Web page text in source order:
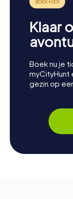
Klaar
Boek nu je
myCityHunt
gezin op